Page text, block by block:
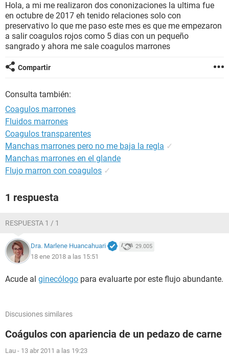
BIENESTAR
SEXUALIDAD
GLOSARIO
Hola, a mi me realizaron dos cononizaciones la ultima fue
en octubre de 2017 eh tenido relaciones solo con
preservativo lo que me paso este mes es que me empezaron
a salir coagulos rojos como 5 dias con un pequeño
sangrado y ahora me sale coagulos marrones
Compartir
Consulta también:
Coagulos marrones
Fluidos marrones
Coagulos transparentes
Manchas marrones pero no me baja la regla ✓
Manchas marrones en el glande
Flujo marron con coagulos ✓
1 respuesta
RESPUESTA 1 / 1
Dra. Marlene Huancahuari 29.005
18 ene 2018 a las 15:51
Acude al ginecólogo para evaluarte por este flujo abundante.
Discusiones similares
Coágulos con apariencia de un pedazo de carne
Lau - 13 abr 2011 a las 19:23